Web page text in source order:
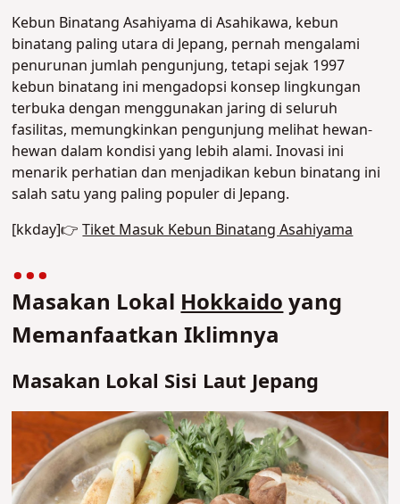
Kebun Binatang Asahiyama di Asahikawa, kebun
binatang paling utara di Jepang, pernah mengalami
penurunan jumlah pengunjung, tetapi sejak 1997
kebun binatang ini mengadopsi konsep lingkungan
terbuka dengan menggunakan jaring di seluruh
fasilitas, memungkinkan pengunjung melihat hewan-
hewan dalam kondisi yang lebih alami. Inovasi ini
menarik perhatian dan menjadikan kebun binatang ini
salah satu yang paling populer di Jepang.
[kkday]👉Tiket Masuk Kebun Binatang Asahiyama
Masakan LokalHokkaidoyang
Memanfaatkan Iklimnya
Masakan Lokal Sisi Laut Jepang